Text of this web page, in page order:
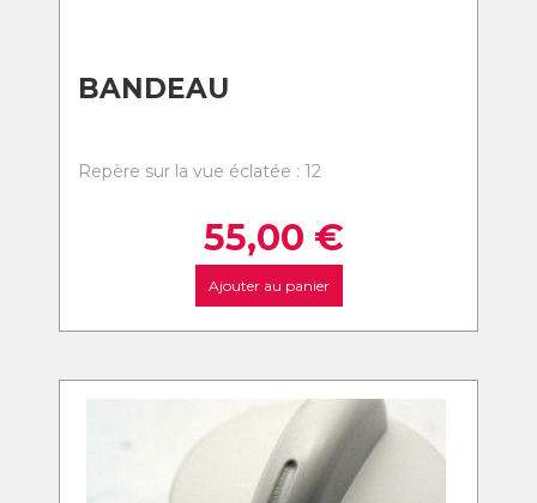
BANDEAU
Repère sur la vue éclatée : 12
55,00 €
Ajouter au panier